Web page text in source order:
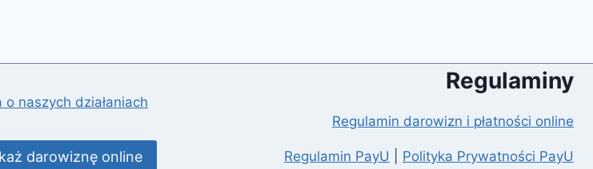
o naszych działaniach
darowiznę online
Regulaminy
Regulamin darowizn i płatności online
Regulamin PayU Polityka Prywatności PayU